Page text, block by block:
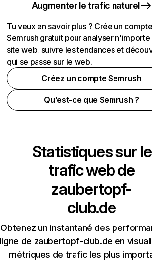
Augmenter le trafic naturel
Tu veux en savoir plus ? Crée un compte
Semrush gratuit pour analyser n'importe
site web, suivre les tendances et
qui se passe sur le web.
Créez un compte Semrush
Qu’est-ce que Semrush ?
Statistiques sur le
trafic web de
zaubertopf-
club.de
Obtenez un instantané des
ligne de zaubertopf-club.de en
métriques de trafic les plus